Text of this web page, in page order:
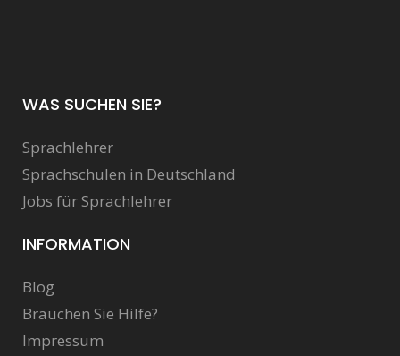
WAS SUCHEN SIE?
Sprachlehrer
Sprachschulen in Deutschland
Jobs für Sprachlehrer
INFORMATION
Blog
Brauchen Sie Hilfe?
Impressum